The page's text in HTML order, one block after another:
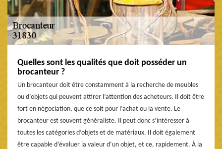
Quelles sont les qualités que doit posséder un
brocanteur ?
Un brocanteur doit être constamment à la recherche de meubles
ou d’objets qui peuvent attirer l’attention des acheteurs. Il doit être
fort en négociation, que ce soit pour l’achat ou la vente. Le
brocanteur est souvent généraliste. Il peut donc s’intéresser à
toutes les catégories d’objets et de matériaux. Il doit également
être capable d’évaluer la valeur d’un objet, et ce, rapidement. À la